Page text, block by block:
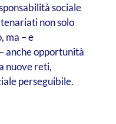
sociale
non solo
ma – e
anche opportunità
nuove reti,
perseguibile.